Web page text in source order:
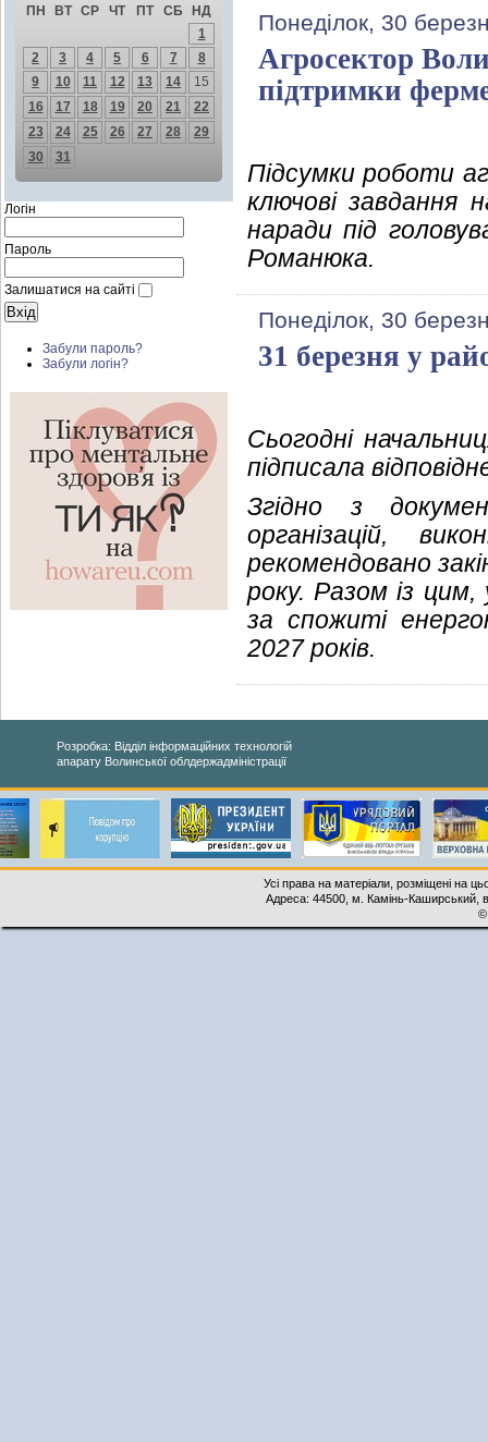
ПН ВТ СР ЧТ ПТ СБ
НД
1
2
3 4 5 6 7
8
9
10 11 12 13 14
15
16
17 18 19 20 21
22
23
24 25 26 27 28
29
30
31
Логін
Пароль
Залишатися на сайті
Забули пароль?
Забули логін?
Понеділок, 30
Агросектор
підтримки
Підсумки роботи
ключові завдання
наради під
Романюка.
Понеділок, 30
31 березня у
Сьогодні
підписала
Згідно з
організацій,
рекомендовано
року. Разом із
за спожиті
2027 років.
Розробка: Відділ інформаційних технологій
апарату Волинської облдержадміністрації
Усі права на матеріали, розміщені на
Адреса: 44500, м. Камінь-Каширський,
©